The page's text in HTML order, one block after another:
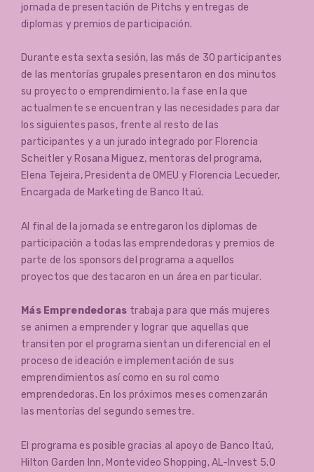
jornada de presentación de Pitchs y entregas de
diplomas y premios de participación.
Durante esta sexta sesión, las más de 30 participantes
de las mentorías grupales presentaron en dos minutos
su proyecto o emprendimiento, la fase en la que
actualmente se encuentran y las necesidades para dar
los siguientes pasos, frente al resto de las
participantes y a un jurado integrado por Florencia
Scheitler y Rosana Miguez, mentoras del programa,
Elena Tejeira, Presidenta de OMEU y Florencia Lecueder,
Encargada de Marketing de Banco Itaú.
Al final de la jornada se entregaron los diplomas de
participación a todas las emprendedoras y premios de
parte de los sponsors del programa a aquellos
proyectos que destacaron en un área en particular.
Más Emprendedoras trabaja para que más mujeres
se animen a emprender y lograr que aquellas que
transiten por el programa sientan un diferencial en el
proceso de ideación e implementación de sus
emprendimientos así como en su rol como
emprendedoras. En los próximos meses comenzarán
las mentorías del segundo semestre.
El programa es posible gracias al apoyo de Banco Itaú,
Hilton Garden Inn, Montevideo Shopping, AL-Invest 5.0